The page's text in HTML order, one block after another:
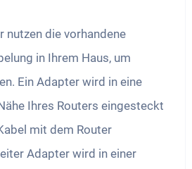
nutzen die vorhandene
in Ihrem Haus, um
Ein Adapter wird in eine
Ihres Routers eingesteckt
mit dem Router
Adapter wird in einer